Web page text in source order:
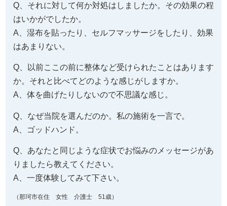
Q、それに対して何か対処はしましたか。その効果の程
はいかがでしたか。
A、湿布を貼ったり、セルフマッサージをしたり、効果
はあまりない。
Q、以前ここの前に整体など受けられたことはあります
か。それと比べてどのような感じがしますか。
A、体を曲げたりしないので不思議な感じ。
Q、なぜ当院を選んだのか。私の施術を一言で。
A、ゴッドハンド。
Q、あなたと同じような症状でお悩みのメッセージがあ
りましたら教えてください。
A、一度体験してみて下さい。
（那珂市在住 女性 介護士 51歳）